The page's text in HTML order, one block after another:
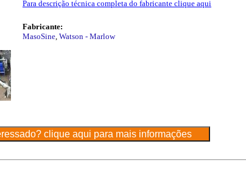
Para descrição técnica completa do fabricante clique aqui
Fabricante:
MasoSine, Watson - Marlow